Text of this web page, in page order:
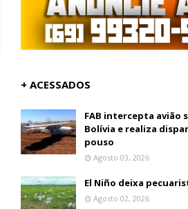
+ ACESSADOS
FAB intercepta avião
Bolívia e realiza
pouso
Agosto 03, 2026
El Niño deixa
Agosto 02, 2026